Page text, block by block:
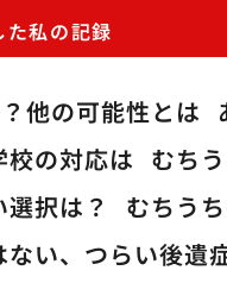
私の記録
他の可能性とは
の対応は むち
択は？
むちう
い、つらい後遺